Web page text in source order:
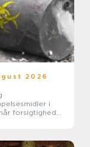
2026
i
forsigtighed